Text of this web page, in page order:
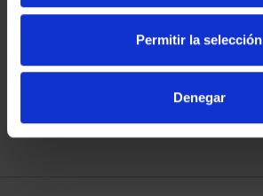
Permitir la selección
Denegar
CAPITALES DE
COMPLET...
3.796,00 €